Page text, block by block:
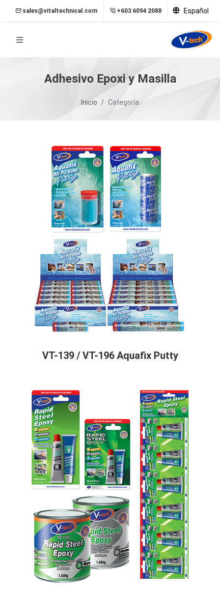
sales@vitaltechnical.com +603 6094 2088 Español
Adhesivo Epoxi y Masilla
Inicio Categoría
VT-139 / VT-196 Aquafix Putty